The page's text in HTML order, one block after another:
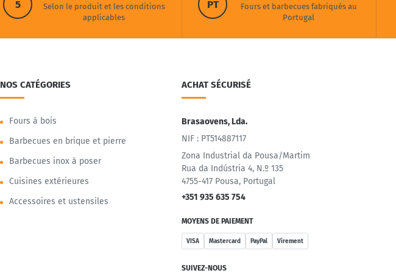
5
Selon le produit et les conditions
applicables
PT
Fours et barbecues fabriqués au
Portugal
NOS CATÉGORIES
Fours à bois
Barbecues en brique et pierre
Barbecues inox à poser
Cuisines extérieures
Accessoires et ustensiles
ACHAT SÉCURISÉ
Brasaovens, Lda.
NIF : PT514887117
Zona Industrial da Pousa/Martim
Rua da Indústria 4, N.º 135
4755-417 Pousa, Portugal
+351 935 635 754
MOYENS DE PAIEMENT
VISA Mastercard PayPal Virement
SUIVEZ-NOUS